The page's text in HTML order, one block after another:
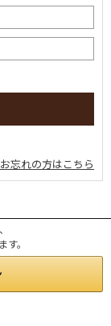
忘れの方はこちら
す。